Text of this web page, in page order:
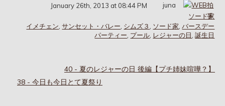
January 26th, 2013 at 08:44 PM
juna
ソード家
イメチェン ,サンセット・バレー シムズ３ ソード家 ,バースデー
パーティー プール レジャーの日 ,誕生日
40 - 夏のレジャーの日 後編【プチ姉妹喧嘩？】
38 - 今日も今日とて夏祭り